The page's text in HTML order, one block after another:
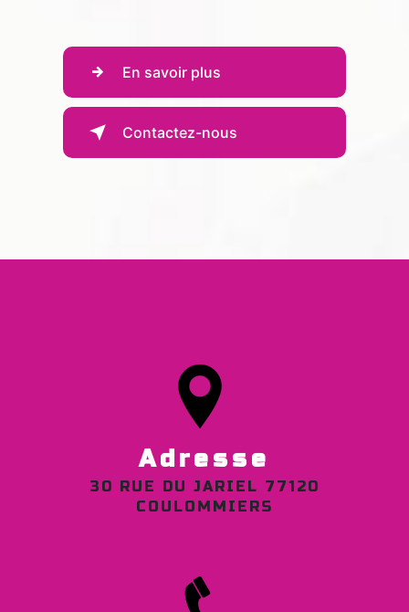
En savoir plus
Contactez-nous
Adresse
30 RUE DU JARIEL 77120
COULOMMIERS